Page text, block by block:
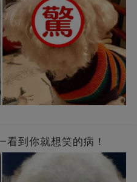
看到你就想笑的病！